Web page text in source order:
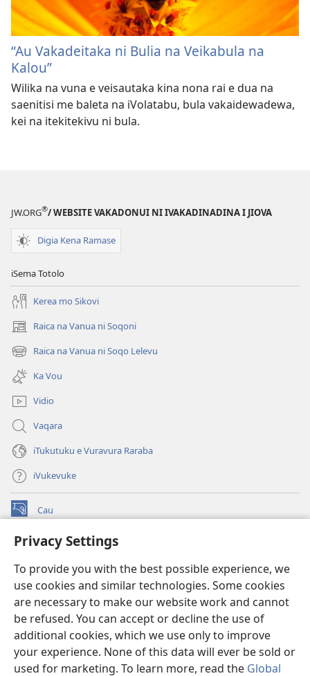
Privacy Settings
To provide you with the best possible experience, we
use cookies and similar technologies. Some cookies
are necessary to make our website work and cannot
be refused. You can accept or decline the use of
additional cookies, which we use only to improve
your experience. None of this data will ever be sold or
used for marketing. To learn more, read the Global
“Au Vakadeitaka ni Bulia na Veikabula na
Kalou”
Wilika na vuna e veisautaka kina nona rai e dua na
saenitisi me baleta na iVolatabu, bula vakaidewadewa,
kei na itekitekivu ni bula.
JW.ORG®/ WEBSITE VAKADONUI NI IVAKADINADINA I JIOVA
Digia Kena Ramase
iSema Totolo
Kerea mo Sikovi
Raica na Vanua ni Soqoni
(opens
new
window)
Raica na Vanua ni Soqo Lelevu
(opens
new
window)
Ka Vou
Vidio
Vaqara
iTukutuku e Vuravura Raraba
iVukevuke
Cau
(opens
window)Watchtower LAIBRI ENA INTERNET™
new
window)JW Hub ®
(opens
new
window)
®
Watchtower Library